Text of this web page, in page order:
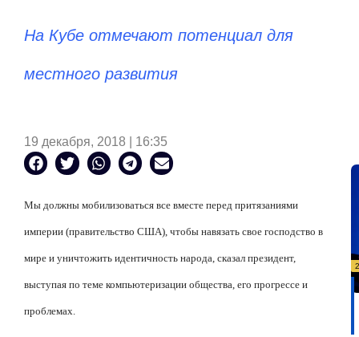
На Кубе отмечают потенциал для
местного развития
19 декабря, 2018 | 16:35
Мы должны мобилизоваться все вместе перед притязаниями
империи (правительство США), чтобы навязать свое господство в
мире и уничтожить идентичность народа, сказал президент,
выступая по теме компьютеризации общества, его прогрессе и
проблемах.